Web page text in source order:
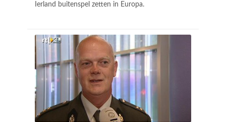
Ierland buitenspel zetten in Europa.